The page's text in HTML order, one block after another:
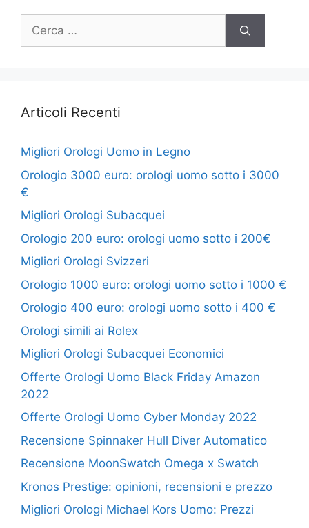
Ricerca
Articoli Recenti
Migliori Orologi Uomo in Legno
Orologio 3000 euro: orologi uomo sotto i 3000
€
Migliori Orologi Subacquei
Orologio 200 euro: orologi uomo sotto i 200€
Migliori Orologi Svizzeri
Orologio 1000 euro: orologi uomo sotto i 1000 €
Orologio 400 euro: orologi uomo sotto i 400 €
Orologi simili ai Rolex
Migliori Orologi Subacquei Economici
Offerte Orologi Uomo Black Friday Amazon
2022
Offerte Orologi Uomo Cyber Monday 2022
Recensione Spinnaker Hull Diver Automatico
Recensione MoonSwatch Omega x Swatch
Kronos Prestige: opinioni, recensioni e prezzo
Migliori Orologi Michael Kors Uomo: Prezzi